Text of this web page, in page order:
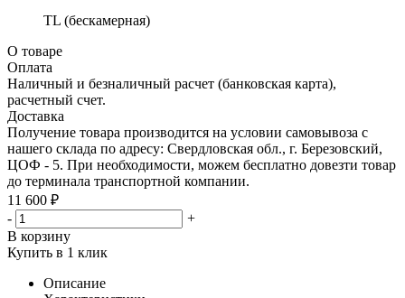
TL (бескамерная)
О товаре
Оплата
Наличный и безналичный расчет (банковская карта),
расчетный счет.
Доставка
Получение товара производится на условии самовывоза с
нашего склада по адресу: Свердловская обл., г. Березовский,
ЦОФ - 5. При необходимости, можем бесплатно довезти товар
до терминала транспортной компании.
11 600 ₽
-
+
В корзину
Купить в 1 клик
Описание